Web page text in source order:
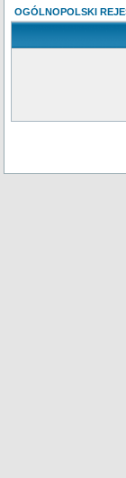
OGÓLNOPOLSKI